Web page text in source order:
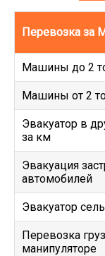
Перевозка за
Машины до 2
Машины от 2
Эвакуатор в
за км
Эвакуация
автомобилей
Эвакуатор
Перевозка
манипуляторе